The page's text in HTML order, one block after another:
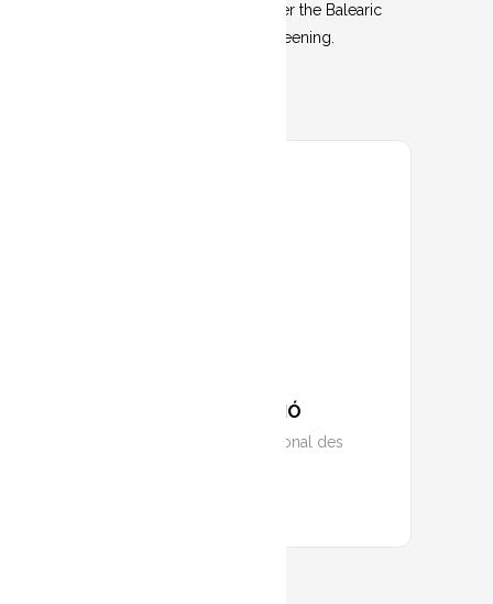
on October 13th at 19:00, after the Balearic
Documentary Short Film Screening.
LOCALITZACIÓ
Sala Multifuncional des